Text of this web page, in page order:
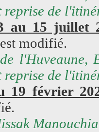
reprise de
au 15 juillet
modifié.
l'Huveaune,
reprise de
19 février